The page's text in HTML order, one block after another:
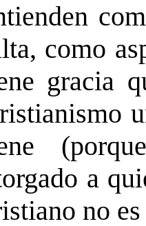
como
gracia
a
no